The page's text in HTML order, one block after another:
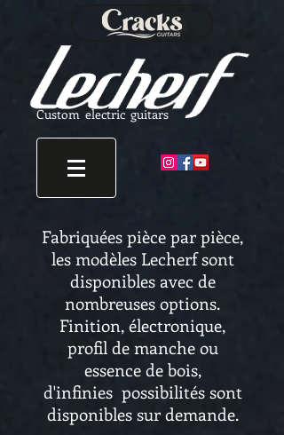
Custom electric guitars
Fabriquées pièce par pièce,
les modèles Lecherf sont
disponibles avec de
nombreuses options.
Finition, électronique,
profil de manche ou
essence de bois,
d'infinies possibilités sont
disponibles sur demande.